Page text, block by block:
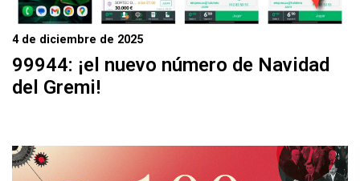
4 de diciembre de 2025
99944: ¡el nuevo número de Navidad
del Gremi!